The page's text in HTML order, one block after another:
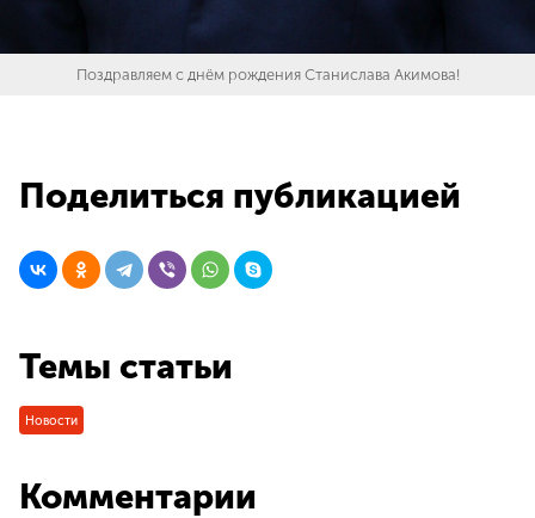
Поздравляем с днём рождения Станислава Акимова!
Поделиться публикацией
Темы статьи
Новости
Комментарии